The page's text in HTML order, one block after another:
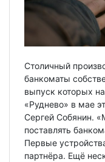
Столичный
банкоматы
выпуск которых
«Руднево» в мае
Сергей Собянин.
поставлять
Первые
партнёра. Ещё